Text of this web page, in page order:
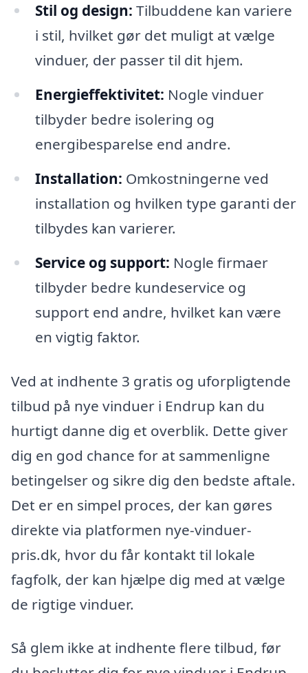
Stil og design: Tilbuddene kan variere
i stil, hvilket gør det muligt at vælge
vinduer, der passer til dit hjem.
Energieffektivitet: Nogle vinduer
tilbyder bedre isolering og
energibesparelse end andre.
Installation: Omkostningerne ved
installation og hvilken type garanti der
tilbydes kan varierer.
Service og support: Nogle firmaer
tilbyder bedre kundeservice og
support end andre, hvilket kan være
en vigtig faktor.
Ved at indhente 3 gratis og uforpligtende
tilbud på nye vinduer i Endrup kan du
hurtigt danne dig et overblik. Dette giver
dig en god chance for at sammenligne
betingelser og sikre dig den bedste aftale.
Det er en simpel proces, der kan gøres
direkte via platformen nye-vinduer-
pris.dk, hvor du får kontakt til lokale
fagfolk, der kan hjælpe dig med at vælge
de rigtige vinduer.
Så glem ikke at indhente flere tilbud, før